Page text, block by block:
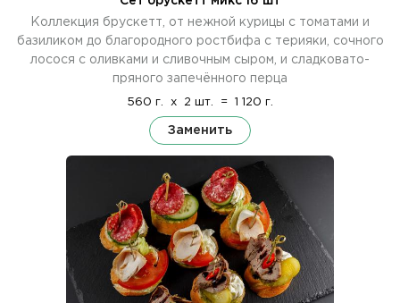
Коллекция брускетт, от нежной курицы с томатами и
базиликом до благородного ростбифа с терияки, сочного
лосося с оливками и сливочным сыром, и сладковато-
пряного запечённого перца
560 г. x 2 шт. = 1 120 г.
Заменить